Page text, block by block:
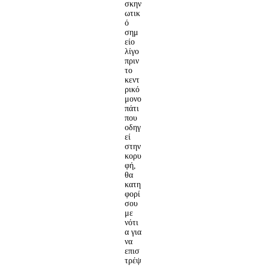
σκην
ωτικ
ό
σημ
είο
λίγο
πριν
το
κεντ
ρικό
μονο
πάτι
που
οδηγ
εί
στην
κορυ
φή,
θα
κατη
φορί
σου
με
νότι
α για
να
επισ
τρέψ